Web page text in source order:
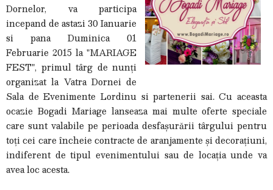
Dornelor, va participa
incepand de astazi 30 Ianuarie
si pana Duminica 01
Februarie 2015 la "MARIAGE
FEST", primul târg de nunți
organizat la Vatra Dornei de
Sala de Evenimente Lordinu si partenerii sai. Cu aceasta
ocazie Bogadi Mariage lanseaza mai multe oferte speciale
care sunt valabile pe perioada desfașurării târgului pentru
toți cei care încheie contracte de aranjamente și decorațiuni,
indiferent de tipul evenimentului sau de locația unde va
avea loc acesta.